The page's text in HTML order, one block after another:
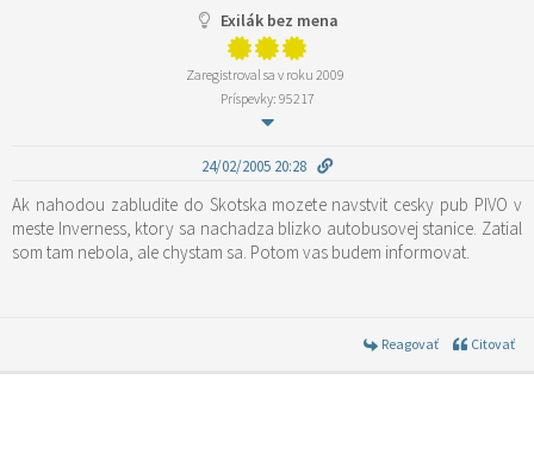
Exilák bez mena
Zaregistroval sa v roku 2009
Príspevky: 95217
24/02/2005 20:28
Ak nahodou zabludite do Skotska mozete navstvit cesky pub PIVO v
meste Inverness, ktory sa nachadza blizko autobusovej stanice. Zatial
som tam nebola, ale chystam sa. Potom vas budem informovat.
Reagovať Citovať